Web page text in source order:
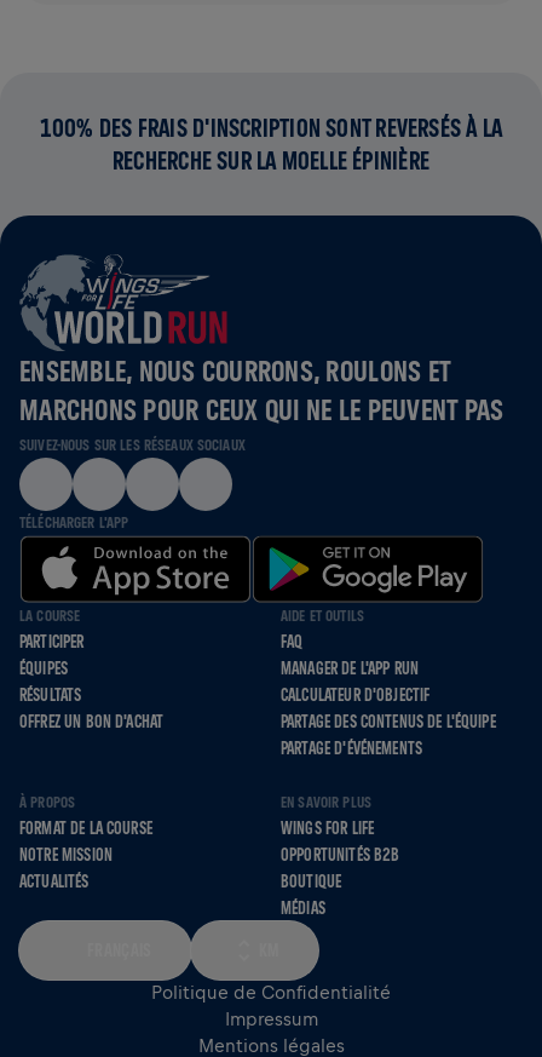
100% DES FRAIS D'INSCRIPTION SONT REVERSÉS À LA
RECHERCHE SUR LA MOELLE ÉPINIÈRE
ENSEMBLE, NOUS COURRONS, ROULONS ET
MARCHONS POUR CEUX QUI NE LE PEUVENT PAS
SUIVEZ-NOUS SUR LES RÉSEAUX SOCIAUX
TÉLÉCHARGER L'APP
LA COURSE
PARTICIPER
ÉQUIPES
RÉSULTATS
OFFREZ UN BON D'ACHAT
AIDE ET OUTILS
FAQ
MANAGER DE L'APP RUN
CALCULATEUR D'OBJECTIF
PARTAGE DES CONTENUS DE L'ÉQUIPE
PARTAGE D'ÉVÉNEMENTS
À PROPOS
FORMAT DE LA COURSE
NOTRE MISSION
ACTUALITÉS
EN SAVOIR PLUS
WINGS FOR LIFE
OPPORTUNITÉS B2B
BOUTIQUE
MÉDIAS
Politique de Confidentialité
Impressum
Mentions légales